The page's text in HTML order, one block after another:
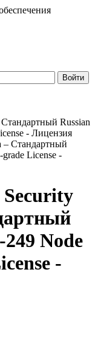
Russian
- Лицензия
Node
-